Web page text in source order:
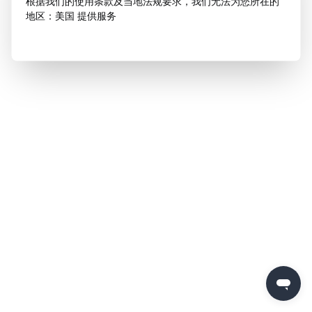
地区：美国 提供服务